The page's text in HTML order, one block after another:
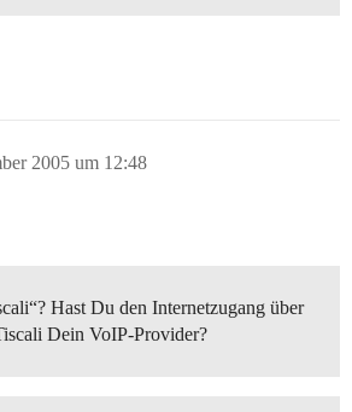
2005 um 12:48
Hast Du den Internetzugang über
Dein VoIP-Provider?